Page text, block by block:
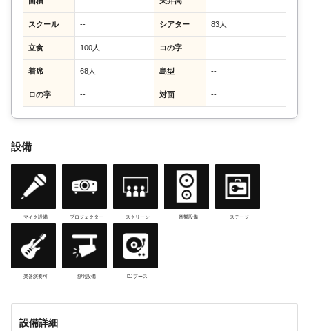
スクール -- シアター 83人
立食 100人 コの字 --
着席 68人 島型 --
ロの字 -- 対面 --
設備
マイク設備 プロジェクター スクリーン 音響設備 ステージ
楽器演奏可 照明設備 DJブース
設備詳細